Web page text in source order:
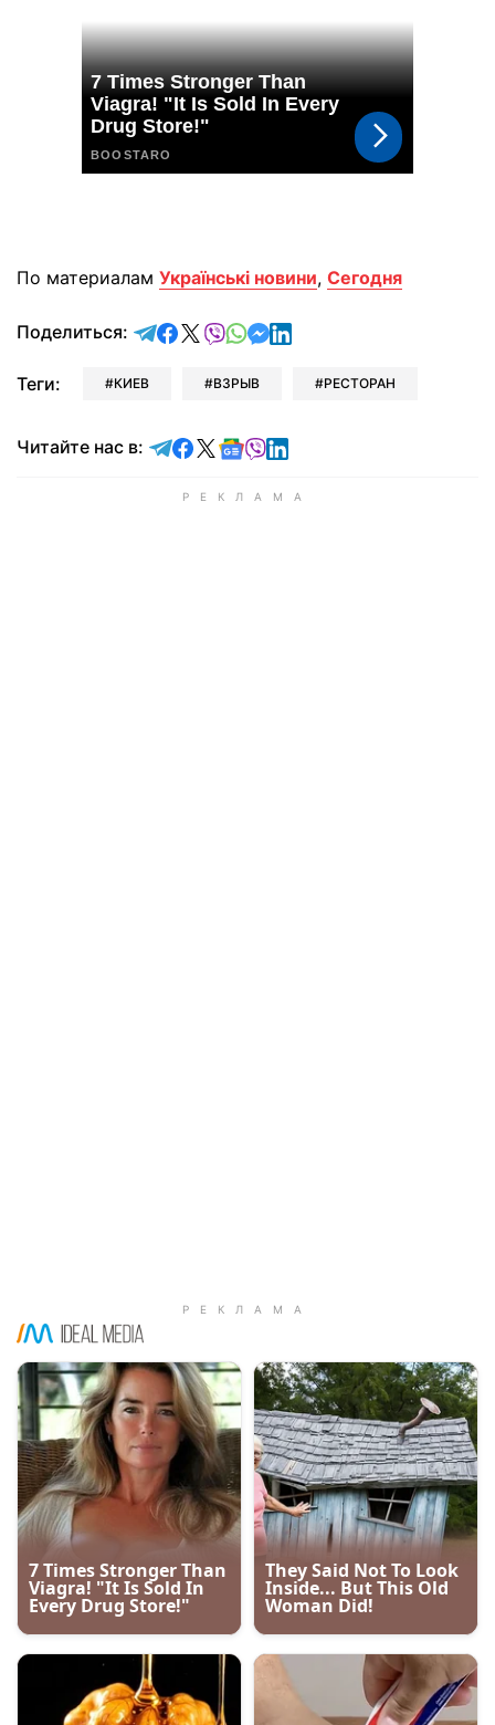
По материалам Українські новини, Сегодня
Поделиться: отправить в Telegram
поделиться в Facebook
поделиться в X
отправить в Viber
отправить в Whatsapp
отправить в Messenger
отправить в LinkedIn
Теги: КИЕВ ВЗРЫВ РЕСТОРАН
Читайте нас в: Читайте в Telegram
Читайте в Facebook
Читайте в X
Читайте в Google news
Читайте в Viber
Читайте в LinkedIn